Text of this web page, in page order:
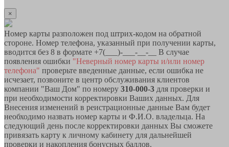
×
Номер карты разположен под штрих-кодом на обратной
стороне. Номер телефона, указанный при получении карты,
вводится без 8 в формате +7(___)-___-__-__ В случае
появления ошибки "Неверный номер карты и/или номер
телефона" проверьте введенные данные, если ошибка не
исчезает, позвоните в центр обслуживания клиентов
компании "Ваш Дом" по номеру 310-000-3 для проверки и
при необходимости корректировки Ваших данных. Для
Внесения изменений в реистрационные данные Вам будет
необходимо назвать номер карты и Ф.И.О. владельца. На
следующий день после корректировки данных Вы сможете
привязать карту к личному кабинету для дальнейшей
проверки и накопления бонусных баллов.